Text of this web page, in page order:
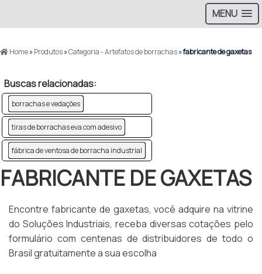
MENU
Home»Produtos»Categoria - Artefatos de borrachas»fabricante de gaxetas
Buscas relacionadas:
borrachas e vedações
tiras de borrachas eva com adesivo
fábrica de ventosa de borracha industrial
FABRICANTE DE GAXETAS
Encontre fabricante de gaxetas, você adquire na vitrine
do Soluções Industriais, receba diversas cotações pelo
formulário com centenas de distribuidores de todo o
Brasil gratuitamente a sua escolha